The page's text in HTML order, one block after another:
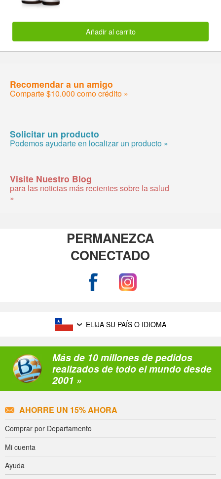
Añadir al carrito
Recomendar a un amigo
Comparte $10.000 como crédito »
Solicitar un producto
Podemos ayudarte en localizar un producto »
Visite Nuestro Blog
para las noticias más recientes sobre la salud
»
PERMANEZCA
CONECTADO
ELIJA SU PAÍS O IDIOMA
Más de 10 millones de pedidos
realizados de todo el mundo desde
2001 »
AHORRE UN 15% AHORA
Comprar por Departamento
Mi cuenta
Ayuda